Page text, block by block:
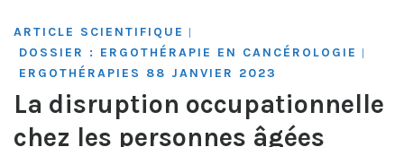
ARTICLE SCIENTIFIQUE |
DOSSIER : ERGOTHÉRAPIE EN CANCÉROLOGIE |
ERGOTHÉRAPIES 88 JANVIER 2023
La disruption occupationnelle
chez les personnes âgées